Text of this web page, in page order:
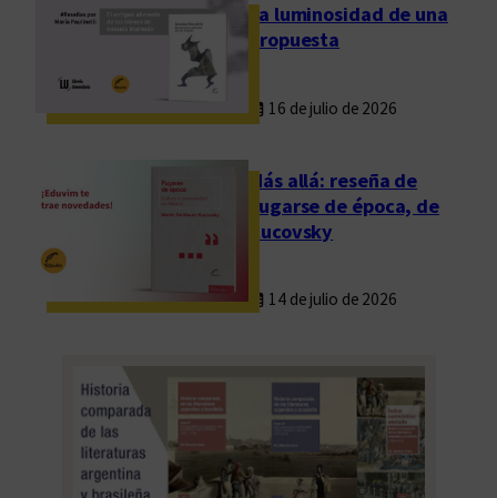
La luminosidad de una
propuesta
16 de julio de 2026
Más allá: reseña de
Fugarse de época, de
Rucovsky
14 de julio de 2026